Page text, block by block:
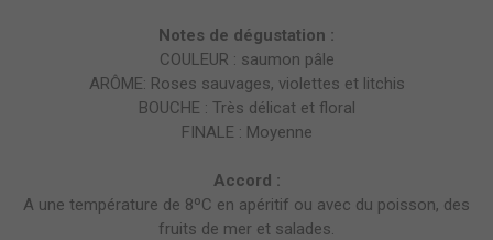
Notes de dégustation :
COULEUR : saumon pâle
ARÔME: Roses sauvages, violettes et litchis
BOUCHE : Très délicat et floral
FINALE : Moyenne
Accord :
A une température de 8ºC en apéritif ou avec du poisson, des
fruits de mer et salades.